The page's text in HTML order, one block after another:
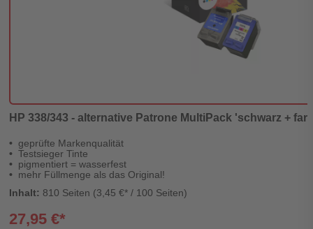
HP 338/343 - alternative Patrone MultiPack 'schwarz +
geprüfte Markenqualität
Testsieger Tinte
pigmentiert = wasserfest
mehr Füllmenge als das Original!
Inhalt: 810 Seiten (3,45 €* / 100 Seiten)
27,95 €*